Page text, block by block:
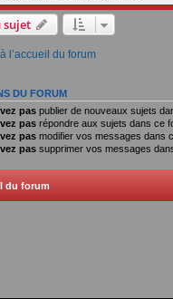
sujet
l’accueil du forum
DU FORUM
pas publier de nouveaux sujets
pas répondre aux sujets dans ce
pas modifier vos messages dans
pas supprimer vos messages
du forum